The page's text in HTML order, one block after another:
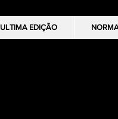
ULTIMA EDIÇÃO
ULTIMA EDIÇÃO